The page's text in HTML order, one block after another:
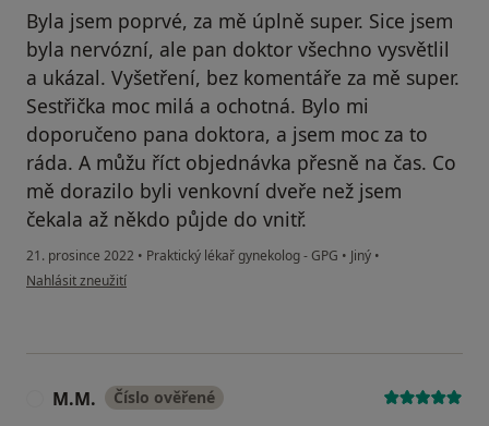
Byla jsem poprvé, za mě úplně super. Sice jsem
byla nervózní, ale pan doktor všechno vysvětlil
a ukázal. Vyšetření, bez komentáře za mě super.
Sestřička moc milá a ochotná. Bylo mi
doporučeno pana doktora, a jsem moc za to
ráda. A můžu říct objednávka přesně na čas. Co
mě dorazilo byli venkovní dveře než jsem
čekala až někdo půjde do vnitř.
21. prosince 2022 • Praktický lékař gynekolog - GPG • Jiný •
podle názoru uživatele Pacient
Nahlásit zneužití
M.M. Číslo ověřené